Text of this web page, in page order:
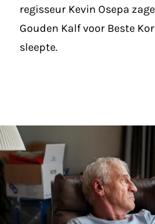
regisseur Kevin Osepa
Gouden Kalf voor Beste
sleepte.